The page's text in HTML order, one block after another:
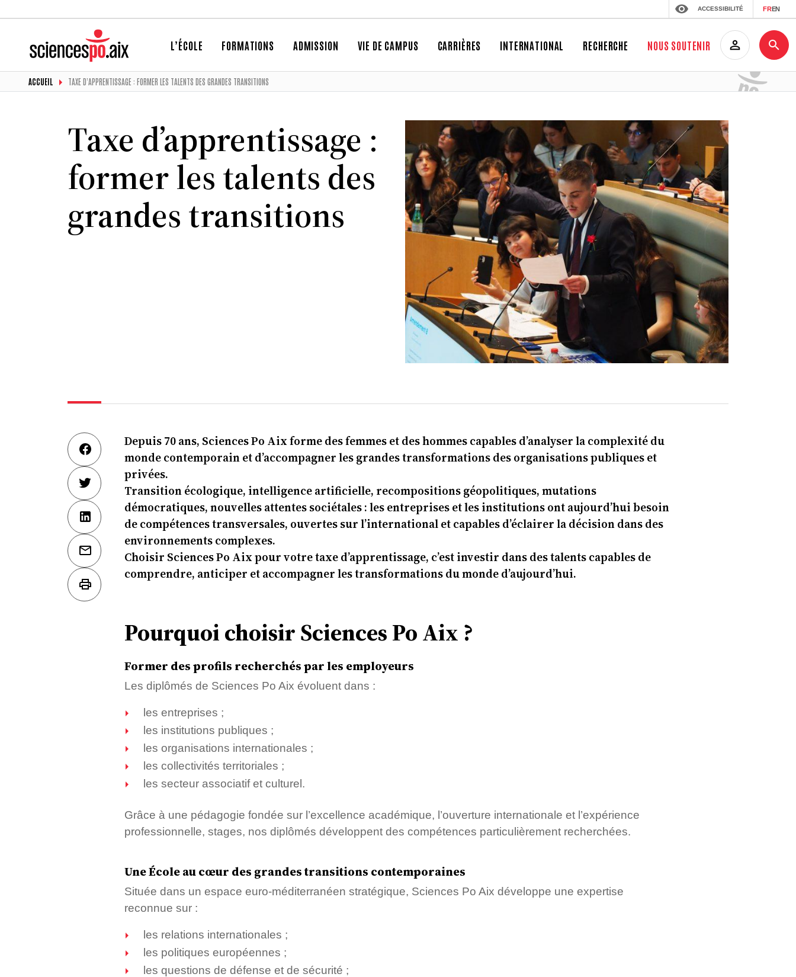
ACCESSIBILITÉ FREN
L’ÉCOLE FORMATIONS ADMISSION VIE DE CAMPUS CARRIÈRES INTERNATIONAL RECHERCHE NOUS SOUTENIR
ACCUEIL TAXE D’APPRENTISSAGE : FORMER LES TALENTS DES GRANDES TRANSITIONS
Taxe d’apprentissage :
former les talents des
grandes transitions
Depuis 70 ans, Sciences Po Aix forme des femmes et des hommes capables d’analyser la complexité du
monde contemporain et d’accompagner les grandes transformations des organisations publiques et
privées.
Transition écologique, intelligence artificielle, recompositions géopolitiques, mutations
démocratiques, nouvelles attentes sociétales : les entreprises et les institutions ont aujourd’hui besoin
de compétences transversales, ouvertes sur l’international et capables d’éclairer la décision dans des
environnements complexes.
Choisir Sciences Po Aix pour votre taxe d’apprentissage, c’est investir dans des talents capables de
comprendre, anticiper et accompagner les transformations du monde d’aujourd’hui.
Pourquoi choisir Sciences Po Aix ?
Former des profils recherchés par les employeurs
Les diplômés de Sciences Po Aix évoluent dans :
les entreprises ;
les institutions publiques ;
les organisations internationales ;
les collectivités territoriales ;
les secteur associatif et culturel.
Grâce à une pédagogie fondée sur l’excellence académique, l’ouverture internationale et l’expérience
professionnelle, stages, nos diplômés développent des compétences particulièrement recherchées.
Une École au cœur des grandes transitions contemporaines
Située dans un espace euro-méditerranéen stratégique, Sciences Po Aix développe une expertise
reconnue sur :
les relations internationales ;
les politiques européennes ;
les questions de défense et de sécurité ;